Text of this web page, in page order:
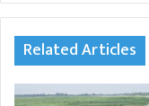
Related Articles